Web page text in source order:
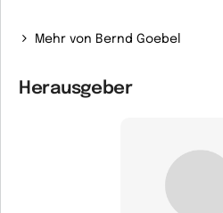
Mehr von Bernd Goebel
Herausgeber